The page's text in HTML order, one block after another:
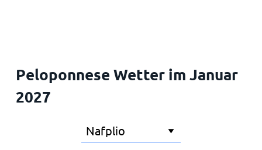
Peloponnese Wetter im Januar
2027